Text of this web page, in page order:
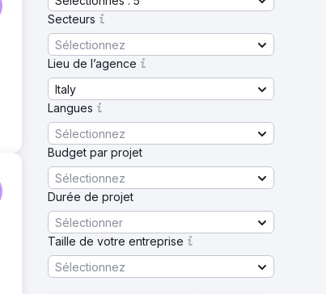
Secteurs
Sélectionnez
Lieu de l’agence
Italy
Langues
Sélectionnez
Budget par projet
Sélectionnez
Durée de projet
Sélectionner
Taille de votre entreprise
Sélectionnez